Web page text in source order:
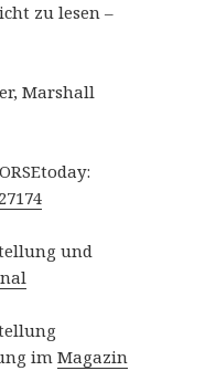
zu lesen –
Marshall
und
im Magazin